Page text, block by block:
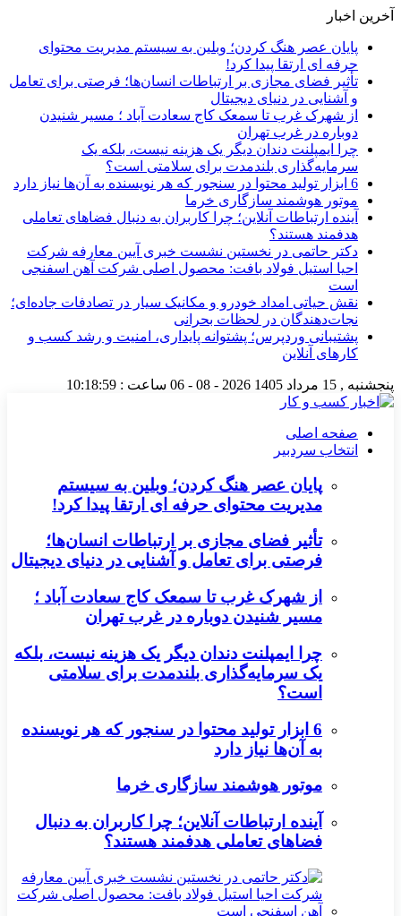
آخرین اخبار
پایان عصر هنگ کردن؛ وبلین به سیستم مدیریت محتوای
حرفه ای ارتقا پیدا کرد!
تأثیر فضای مجازی بر ارتباطات انسان‌ها؛ فرصتی برای تعامل
و آشنایی در دنیای دیجیتال
از شهرک غرب تا سمعک کاج سعادت آباد ؛ مسیر شنیدن
دوباره در غرب تهران
چرا ایمپلنت دندان دیگر یک هزینه نیست، بلکه یک
سرمایه‌گذاری بلندمدت برای سلامتی است؟
6 ابزار تولید محتوا در سنجور که هر نویسنده به آن‌ها نیاز دارد
موتور هوشمند سازگاری خرما
آینده ارتباطات آنلاین؛ چرا کاربران به دنبال فضاهای تعاملی
هدفمند هستند؟
دکتر حاتمی در نخستین نشست خبری آیین معارفه شرکت
احیا استیل فولاد بافت: محصول اصلی شرکت آهن اسفنجی
است
نقش حیاتی امداد خودرو و مکانیک سیار در تصادفات جاده‌ای؛
نجات‌دهندگان در لحظات بحرانی
پشتیبانی وردپرس؛ پشتوانه پایداری، امنیت و رشد کسب‌ و
کارهای آنلاین
پنجشنبه , 15 مرداد 1405 2026 - 08 - 06 ساعت : 10:19:00
صفحه اصلی
انتخاب سردبیر
پایان عصر هنگ کردن؛ وبلین به سیستم
مدیریت محتوای حرفه ای ارتقا پیدا کرد!
تأثیر فضای مجازی بر ارتباطات انسان‌ها؛
فرصتی برای تعامل و آشنایی در دنیای دیجیتال
از شهرک غرب تا سمعک کاج سعادت آباد ؛
مسیر شنیدن دوباره در غرب تهران
چرا ایمپلنت دندان دیگر یک هزینه نیست، بلکه
یک سرمایه‌گذاری بلندمدت برای سلامتی
است؟
6 ابزار تولید محتوا در سنجور که هر نویسنده
به آن‌ها نیاز دارد
موتور هوشمند سازگاری خرما
آینده ارتباطات آنلاین؛ چرا کاربران به دنبال
فضاهای تعاملی هدفمند هستند؟